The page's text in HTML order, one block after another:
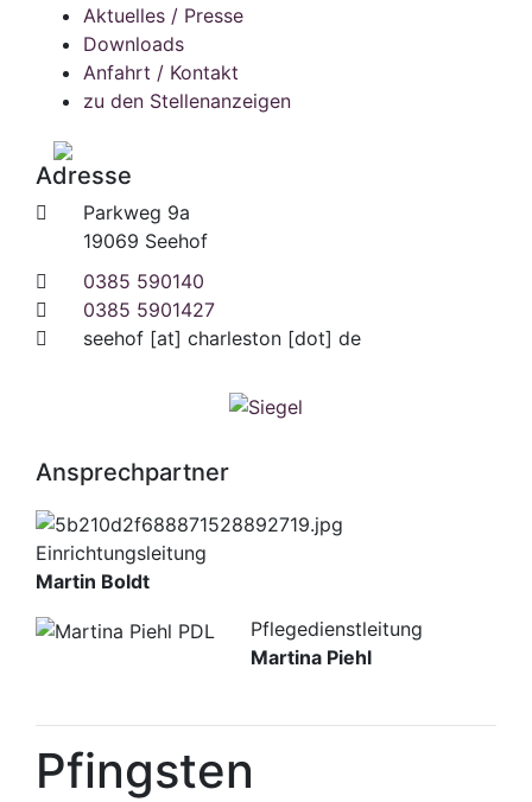
Aktuelles / Presse
Downloads
Anfahrt / Kontakt
zu den Stellenanzeigen
Adresse
Parkweg 9a
19069 Seehof
0385 590140
0385 5901427
seehof [at] charleston [dot] de
Ansprechpartner
Einrichtungsleitung
Martin Boldt
Pflegedienstleitung
Martina Piehl
Pfingsten